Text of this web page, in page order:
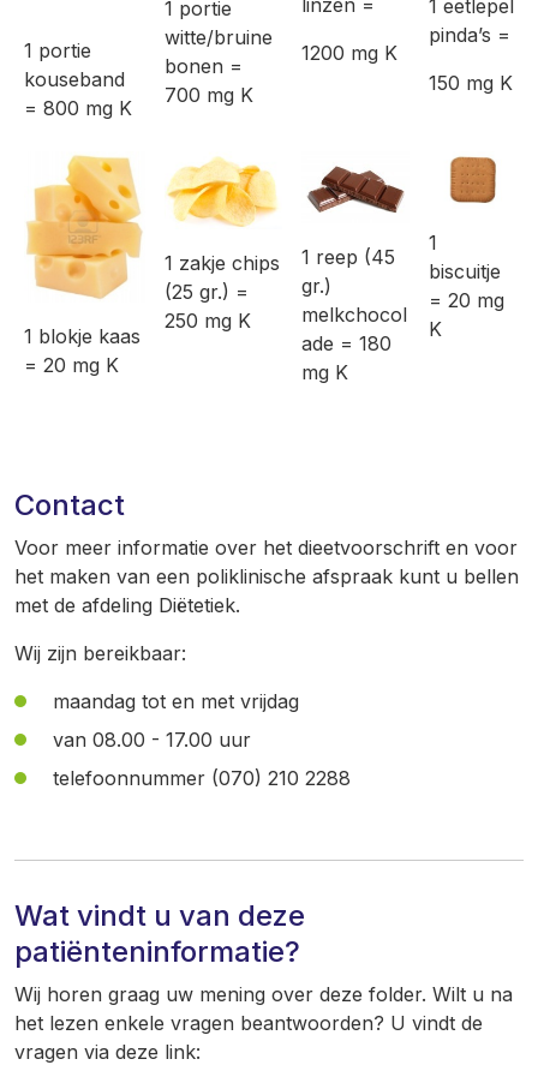
1 portie
kouseband
= 800 mg K
1 portie
witte/bruine
bonen =
700 mg K
linzen =
1200 mg K
1 eetlepel
pinda’s =
150 mg K
1 blokje kaas
= 20 mg K
1 zakje chips
(25 gr.) =
250 mg K
1 reep (45
gr.)
melkchocol
ade = 180
mg K
1
biscuitje
= 20 mg
K
Contact
Voor meer informatie over het dieetvoorschrift en voor
het maken van een poliklinische afspraak kunt u bellen
met de afdeling Diëtetiek.
Wij zijn bereikbaar:
maandag tot en met vrijdag
van 08.00 - 17.00 uur
telefoonnummer (070) 210 2288
Wat vindt u van deze
patiënteninformatie?
Wij horen graag uw mening over deze folder. Wilt u na
het lezen enkele vragen beantwoorden? U vindt de
vragen via deze link: